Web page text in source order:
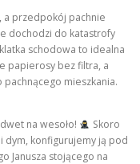
a przedpokój pachnie
dochodzi do katastrofy
schodowa to idealna
papierosy bez filtra, a
mieszkania.
na wesoło!
Skoro
dym, konfigurujemy ją pod
Janusza stojącego na